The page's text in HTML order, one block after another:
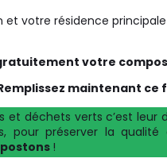
et votre résidence
votre
maintenant
déchets verts c’est leur
pour préserver la
!